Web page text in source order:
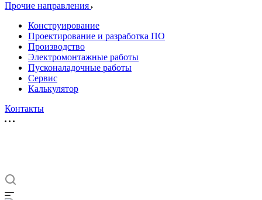
Прочие направления
Конструирование
Проектирование и разработка ПО
Производство
Электромонтажные работы
Пусконаладочные работы
Сервис
Калькулятор
Контакты